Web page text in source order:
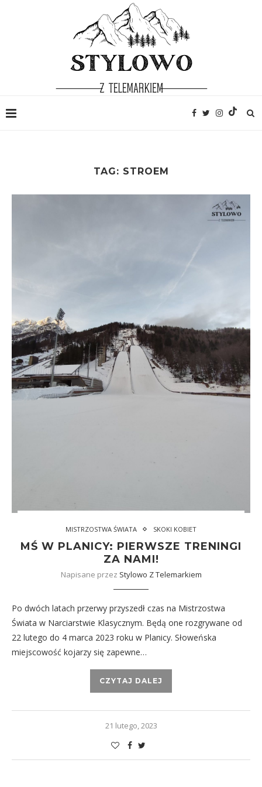
TAG: STROEM
MISTRZOSTWA ŚWIATA SKOKI KOBIET
MŚ W PLANICY: PIERWSZE TRENINGI
ZA NAMI!
Napisane przez Stylowo Z Telemarkiem
Po dwóch latach przerwy przyszedł czas na Mistrzostwa
Świata w Narciarstwie Klasycznym. Będą one rozgrywane od
22 lutego do 4 marca 2023 roku w Planicy. Słoweńska
miejscowość kojarzy się zapewne…
CZYTAJ DALEJ
21 lutego, 2023